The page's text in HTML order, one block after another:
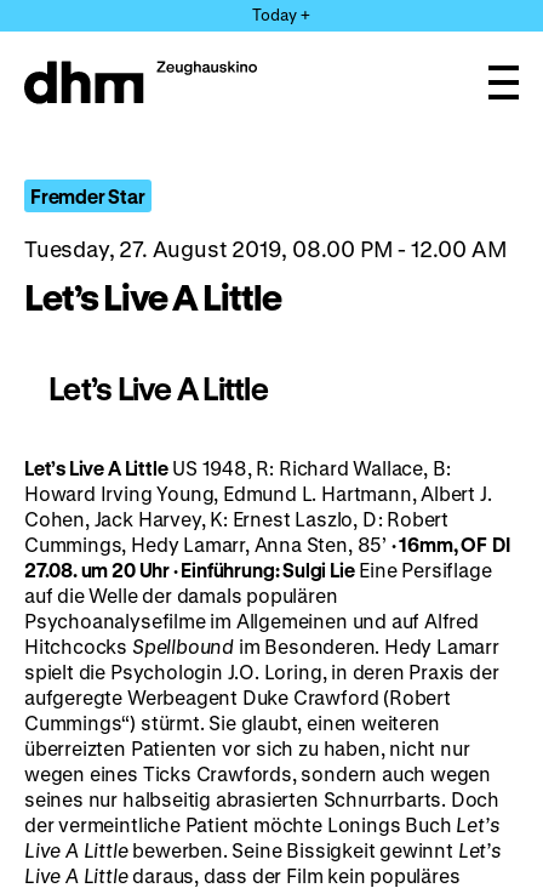
directly
the
Today +
Fremder Star
Tuesday, 27. August 2019, 08.00 PM - 12.00 AM
Let’s Live A Little
Let’s Live A Little
Let’s Live A LittleUS 1948, R: Richard Wallace, B:
Howard Irving Young, Edmund L. Hartmann, Albert J.
Cohen, Jack Harvey, K: Ernest Laszlo, D: Robert
Cummings, Hedy Lamarr, Anna Sten, 85’ ·16mm, OF DI
27.08. um 20 Uhr·Einführung: Sulgi LieEine Persiflage
auf die Welle der damals populären
Psychoanalysefilme im Allgemeinen und auf Alfred
Hitchcocks Spellbound im Besonderen. Hedy Lamarr
spielt die Psychologin J.O. Loring, in deren Praxis der
aufgeregte Werbeagent Duke Crawford (Robert
Cummings“) stürmt. Sie glaubt, einen weiteren
überreizten Patienten vor sich zu haben, nicht nur
wegen eines Ticks Crawfords, sondern auch wegen
seines nur halbseitig abrasierten Schnurrbarts. Doch
der vermeintliche Patient möchte Lonings Buch Let’s
Live A Little bewerben. Seine Bissigkeit gewinnt Let’s
Live A Little daraus, dass der Film kein populäres